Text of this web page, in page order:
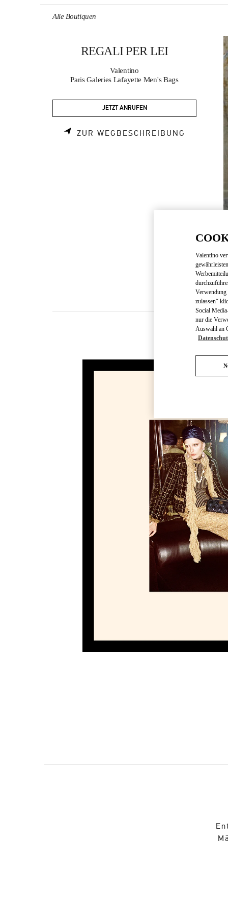
Alle Boutiquen
REGALI PER LEI
Valentino
Paris Galeries Lafayette Men's Bags
JETZT ANRUFEN
ZUR WEGBESCHREIBUNG
Valentino
zulassen“
Social
nur die
Auswahl an